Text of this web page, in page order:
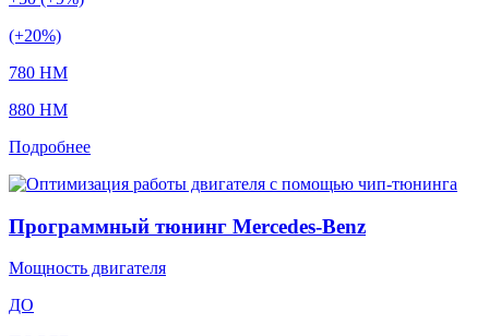
(+20%)
780 HM
880 HM
Подробнее
Программный тюнинг Mercedes-Benz
Мощность двигателя
ДО